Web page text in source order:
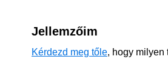
Jellemzőim
Kérdezd meg tőle, hogy